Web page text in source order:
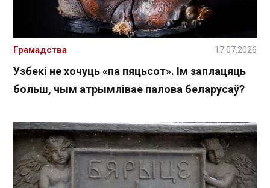
Узбекі не хочуць «па пяцьсот». Ім заплацяць
больш, чым атрымлівае палова беларусаў?
Грамадства 17.07.2026